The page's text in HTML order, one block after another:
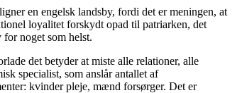
en engelsk landsby, fordi det er meningen, at
loyalitet forskydt opad til patriarken, det
noget som helst.
det betyder at miste alle relationer, alle
specialist, som anslår antallet af
kvinder pleje, mænd forsørger. Det er